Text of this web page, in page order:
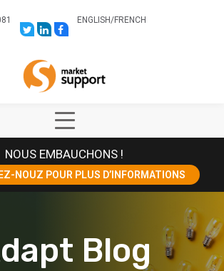
LINK
TO:
LINK
TO:
TRK=BIZ-
COMPANIES-
CYM
LINK
TO:
ENGLISH/FRENCH
Show
Main
Menu
NOUS EMBAUCHONS !
NOUZ POUR PLUS D’INFORMATIONS
Blog